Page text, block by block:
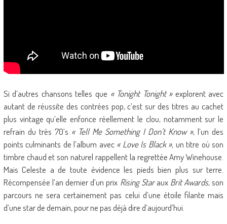
Si d’autres chansons telles que « Tonight Tonight »explorent avec
autant de réussite des contrées pop, c’est sur des titres au cachet
plus vintage qu’elle enfonce réellement le clou, notamment sur le
refrain du très 70’s « Tell Me Something I Don’t Know », l’un des
points culminants de l’album avec « Love Is Black », un titre où son
timbre chaud et son naturel rappellent la regrettée Amy Winehouse.
Mais Celeste a de toute évidence les pieds bien plus sur terre.
Récompensée l’an dernier d’un prix Rising Staraux Brit Awards, son
parcours ne sera certainement pas celui d’une étoile filante mais
d’une star de demain, pour ne pas déjà dire d’aujourd’hui.